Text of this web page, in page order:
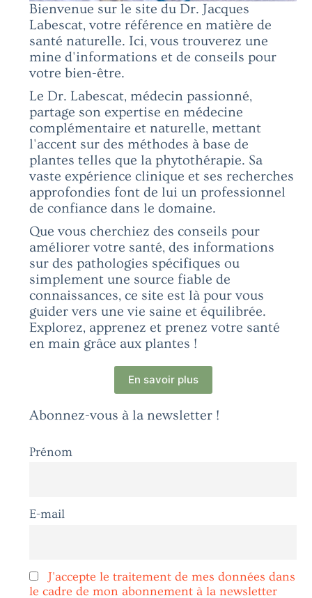
Bienvenue sur le site du Dr. Jacques
Labescat, votre référence en matière de
santé naturelle. Ici, vous trouverez une
mine d'informations et de conseils pour
votre bien-être.
Le Dr. Labescat, médecin passionné,
partage son expertise en médecine
complémentaire et naturelle, mettant
l'accent sur des méthodes à base de
plantes telles que la phytothérapie. Sa
vaste expérience clinique et ses recherches
approfondies font de lui un professionnel
de confiance dans le domaine.
Que vous cherchiez des conseils pour
améliorer votre santé, des informations
sur des pathologies spécifiques ou
simplement une source fiable de
connaissances, ce site est là pour vous
guider vers une vie saine et équilibrée.
Explorez, apprenez et prenez votre santé
en main grâce aux plantes !
En savoir plus
Abonnez-vous à la newsletter !
Prénom
E-mail
J'accepte le traitement de mes données dans
le cadre de mon abonnement à la newsletter